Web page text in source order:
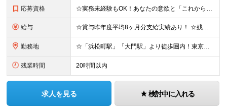
応募資格 ☆実務未経験もOK！あなたの意欲と「これから」を重視した積極採用を行います！ ●Adobe Premiere ProおよびAfter Effectsの使用経験 ∟学校での学習や独学・趣味レベルでもOK
給与 ☆賞与昨年度平均8ヶ月分支給実績あり！ ☆残業代全額支給＆残業月15h程度でプライベートも給与も安定！ ☆賞与支給実績が充実しており、頑張りはしっかり還元されます！ 月給21万円～23万円＋残業代全額
勤務地 ☆「浜松町駅」「大門駅」より徒歩圏内！東京湾が見える綺麗なオフィス！ 《本社》東京都港区海岸1-11-1 ニューピア竹芝ノースタワー5階
残業時間 20時間以内
求人を見る 検討中に入れる